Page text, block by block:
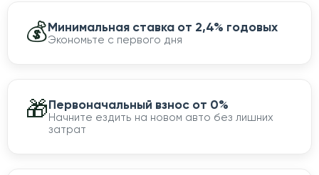
💰Минимальная ставка от 2,4% годовых
Экономьте с первого дня
🎁Первоначальный взнос от 0%
Начните ездить на новом авто без лишних
затрат